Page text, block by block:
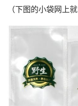
（下图的小袋网上